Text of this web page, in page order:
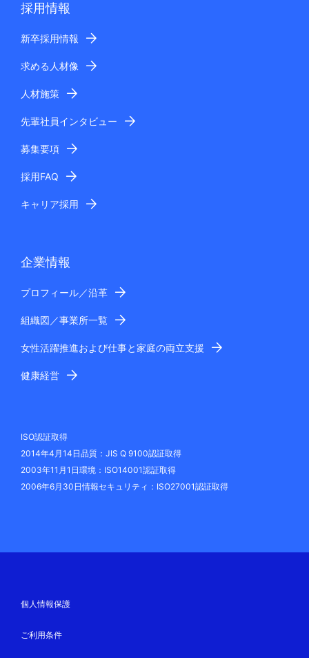
採用情報
新卒採用情報
求める人材像
人材施策
先輩社員インタビュー
募集要項
採用FAQ
キャリア採用
企業情報
プロフィール／沿革
組織図／事業所一覧
女性活躍推進および仕事と家庭の両立支援
健康経営
ISO認証取得
2014年4月14日品質：JIS Q 9100認証取得
2003年11月1日環境：ISO14001認証取得
2006年6月30日情報セキュリティ：ISO27001認証取得
個人情報保護
ご利用条件